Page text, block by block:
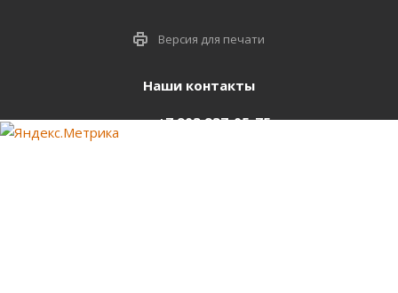
Версия для печати
Наши контакты
+7 903 937-05-75